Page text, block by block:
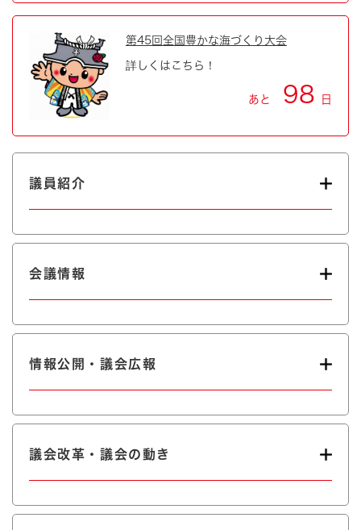
第45回全国豊かな海づくり大会
詳しくはこちら！
あと 98 日
議員紹介
会議情報
情報公開・議会広報
議会改革・議会の動き